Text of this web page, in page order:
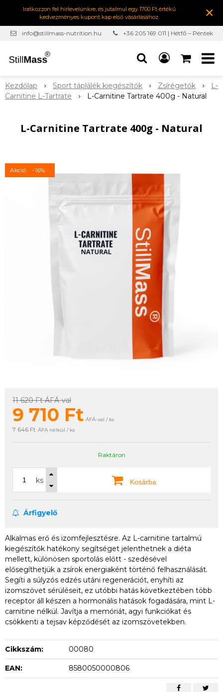
Iratkozzon fel hírlevelünkre, és jutalmul egy 1700 Ft értékű
kedvezményes kupont kap első vásárlásához.
×
info@stillmass-nutrition.hu
+36 205 169 011 | Hétfő – Péntek
Kezdőlap Sport táplálék kiegészítők Zsírégetők
L-
Carnitine L-Tartrate
L-Carnitine Tartrate 400g - Natural
L-Carnitine Tartrate 400g - Natural
Akció -16%
11 620 FtÁFÁ-val
9 710 Ft ÁFÁ-val / ks
7 646 Ft ÁFA nélkül / ks
Raktáron
ks Kosárba
Árfigyelő
Alkalmas erő és izomfejlesztésre. Az L-carnitine tartalmú
kiegészítők hatékony segítséget jelenthetnek a diéta
mellett, különösen sportolás előtt - szedésével
elősegíthetjük a zsírok energiaként történő felhasználását.
Segíti a súlyzós edzés utáni regenerációt, enyhíti az
izomszövet sérüléseit, ez utóbbi hatás következtében több
receptor áll készen a hormonális hatások fogadására, mint L-
carnitine nélkül. Javítja a memóriát, agyi funkciókat és
csökkenti a tejsav képződését az izomszövetekben.
Cikkszám: 00080
EAN: 8580050000806